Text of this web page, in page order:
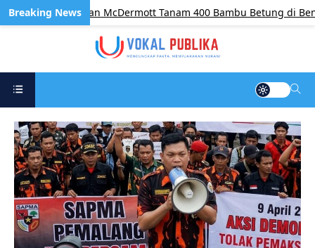
BP Batam dan McDermott Tanam 400 Bambu Betung di